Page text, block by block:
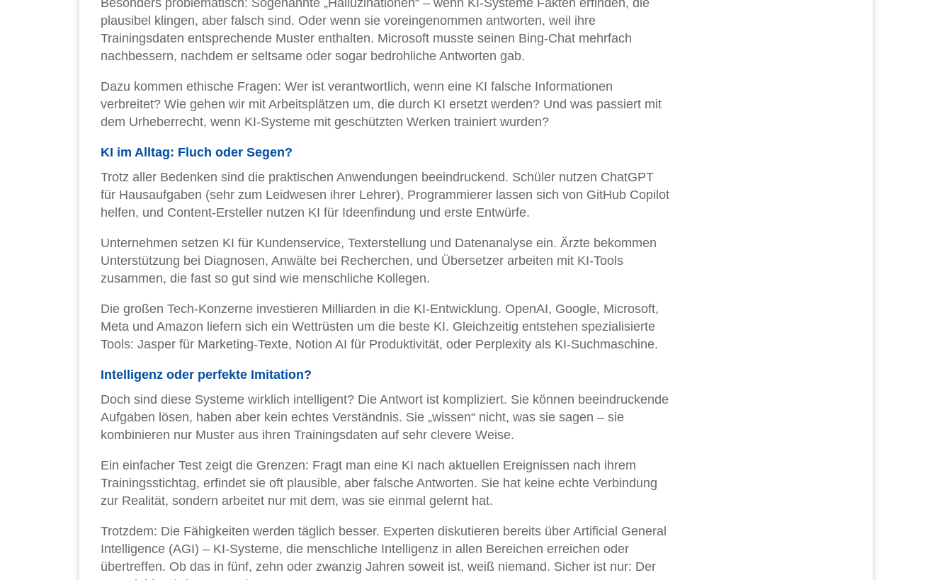
Besonders problematisch: Sogenannte „Halluzinationen“ – wenn KI-Systeme Fakten erfinden, die
plausibel klingen, aber falsch sind. Oder wenn sie voreingenommen antworten, weil ihre
Trainingsdaten entsprechende Muster enthalten. Microsoft musste seinen Bing-Chat mehrfach
nachbessern, nachdem er seltsame oder sogar bedrohliche Antworten gab.
Dazu kommen ethische Fragen: Wer ist verantwortlich, wenn eine KI falsche Informationen
verbreitet? Wie gehen wir mit Arbeitsplätzen um, die durch KI ersetzt werden? Und was passiert mit
dem Urheberrecht, wenn KI-Systeme mit geschützten Werken trainiert wurden?
KI im Alltag: Fluch oder Segen?
Trotz aller Bedenken sind die praktischen Anwendungen beeindruckend. Schüler nutzen ChatGPT
für Hausaufgaben (sehr zum Leidwesen ihrer Lehrer), Programmierer lassen sich von GitHub Copilot
helfen, und Content-Ersteller nutzen KI für Ideenfindung und erste Entwürfe.
Unternehmen setzen KI für Kundenservice, Texterstellung und Datenanalyse ein. Ärzte bekommen
Unterstützung bei Diagnosen, Anwälte bei Recherchen, und Übersetzer arbeiten mit KI-Tools
zusammen, die fast so gut sind wie menschliche Kollegen.
Die großen Tech-Konzerne investieren Milliarden in die KI-Entwicklung. OpenAI, Google, Microsoft,
Meta und Amazon liefern sich ein Wettrüsten um die beste KI. Gleichzeitig entstehen spezialisierte
Tools: Jasper für Marketing-Texte, Notion AI für Produktivität, oder Perplexity als KI-Suchmaschine.
Intelligenz oder perfekte Imitation?
Doch sind diese Systeme wirklich intelligent? Die Antwort ist kompliziert. Sie können beeindruckende
Aufgaben lösen, haben aber kein echtes Verständnis. Sie „wissen“ nicht, was sie sagen – sie
kombinieren nur Muster aus ihren Trainingsdaten auf sehr clevere Weise.
Ein einfacher Test zeigt die Grenzen: Fragt man eine KI nach aktuellen Ereignissen nach ihrem
Trainingsstichtag, erfindet sie oft plausible, aber falsche Antworten. Sie hat keine echte Verbindung
zur Realität, sondern arbeitet nur mit dem, was sie einmal gelernt hat.
Trotzdem: Die Fähigkeiten werden täglich besser. Experten diskutieren bereits über Artificial General
Intelligence (AGI) – KI-Systeme, die menschliche Intelligenz in allen Bereichen erreichen oder
übertreffen. Ob das in fünf, zehn oder zwanzig Jahren soweit ist, weiß niemand. Sicher ist nur: Der